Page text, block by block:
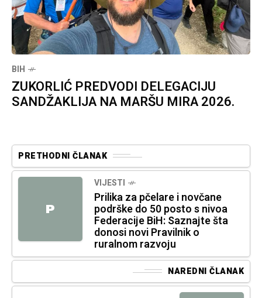
BIH
ZUKORLIĆ PREDVODI DELEGACIJU
SANDŽAKLIJA NA MARŠU MIRA 2026.
PRETHODNI ČLANAK
P
VIJESTI
Prilika za pčelare i novčane
podrške do 50 posto s nivoa
Federacije BiH: Saznajte šta
donosi novi Pravilnik o
ruralnom razvoju
NAREDNI ČLANAK